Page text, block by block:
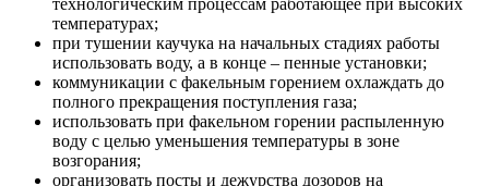
технологическим процессам работающее при высоких
температурах;
при тушении каучука на начальных стадиях работы
использовать воду, а в конце – пенные установки;
коммуникации с факельным горением охлаждать до
полного прекращения поступления газа;
использовать при факельном горении распыленную
воду с целью уменьшения температуры в зоне
возгорания;
организовать посты и дежурства дозоров на